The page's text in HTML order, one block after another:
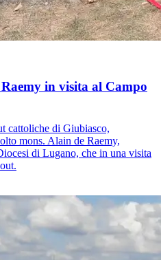
in visita al Campo
cattoliche di Giubiasco,
mons. Alain de Raemy,
di Lugano, che in una visita